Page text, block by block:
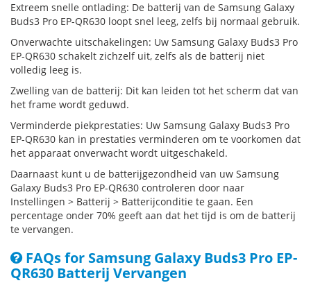
Extreem snelle ontlading: De batterij van de Samsung Galaxy
Buds3 Pro EP-QR630 loopt snel leeg, zelfs bij normaal gebruik.
Onverwachte uitschakelingen: Uw Samsung Galaxy Buds3 Pro
EP-QR630 schakelt zichzelf uit, zelfs als de batterij niet
volledig leeg is.
Zwelling van de batterij: Dit kan leiden tot het scherm dat van
het frame wordt geduwd.
Verminderde piekprestaties: Uw Samsung Galaxy Buds3 Pro
EP-QR630 kan in prestaties verminderen om te voorkomen dat
het apparaat onverwacht wordt uitgeschakeld.
Daarnaast kunt u de batterijgezondheid van uw Samsung
Galaxy Buds3 Pro EP-QR630 controleren door naar
Instellingen > Batterij > Batterijconditie te gaan. Een
percentage onder 70% geeft aan dat het tijd is om de batterij
te vervangen.
FAQs for Samsung Galaxy Buds3 Pro EP-
QR630 Batterij Vervangen